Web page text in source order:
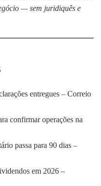
— sem juridiquês e
entregues – Correio
confirmar operações na
passa para 90 dias –
em 2026 –